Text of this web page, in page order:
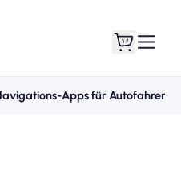
Apps für Autofahrer